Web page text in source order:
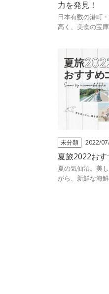
力を発見！
日本有数の港町
高く、美食の宝
未分類 2022/
夏旅2022お
夏の気仙沼。美
がら、新鮮な海